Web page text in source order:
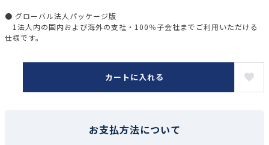
● グローバル法人パッケージ版
1法人内の国内および海外の支社・100％子会社までご利用いただける
仕様です。
カートに入れる
お支払方法について